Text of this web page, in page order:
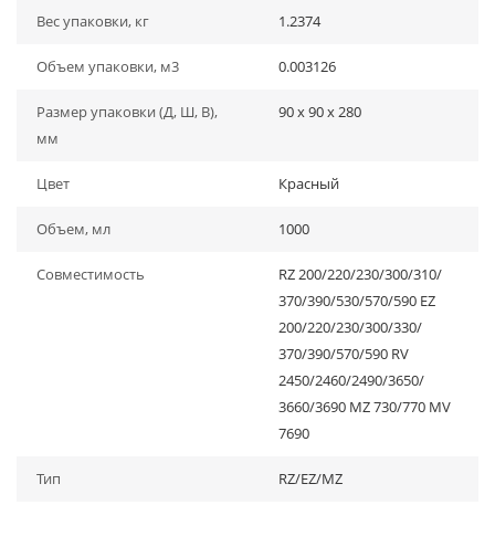
Вес упаковки, кг 1.2374
Объем упаковки, м3 0.003126
Размер упаковки (Д, Ш, В),
мм
90 x 90 x 280
Цвет Красный
Объем, мл 1000
Совместимость
RZ 200/220/230/300/310/
370/390/530/570/590 EZ
200/220/230/300/330/
370/390/570/590 RV
2450/2460/2490/3650/
3660/3690 MZ 730/770 MV
7690
Тип RZ/EZ/MZ